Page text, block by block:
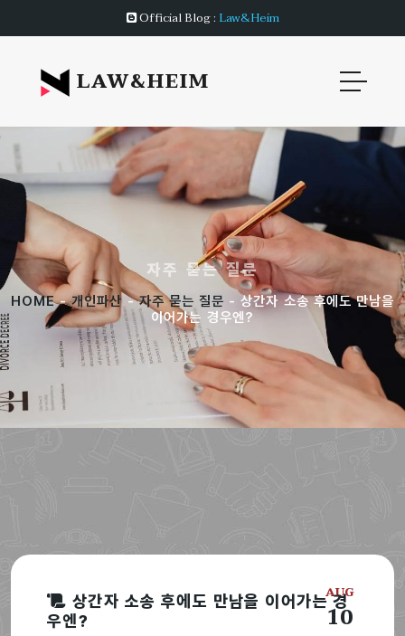
Official Blog : Law&Heim
LAW&HEIM
자주 묻는 질문
HOME-개인파산-자주 묻는 질문 - 상간자 소송 후에도 만남을
이어가는 경우엔?
AUG
10
상간자 소송 후에도 만남을 이어가는 경
우엔?